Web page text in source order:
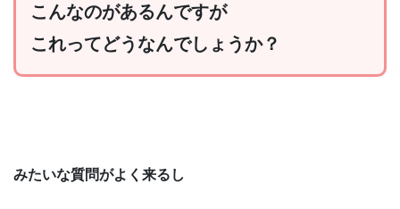
こんなのがあるんですが
これってどうなんでしょうか？
みたいな質問がよく来るし